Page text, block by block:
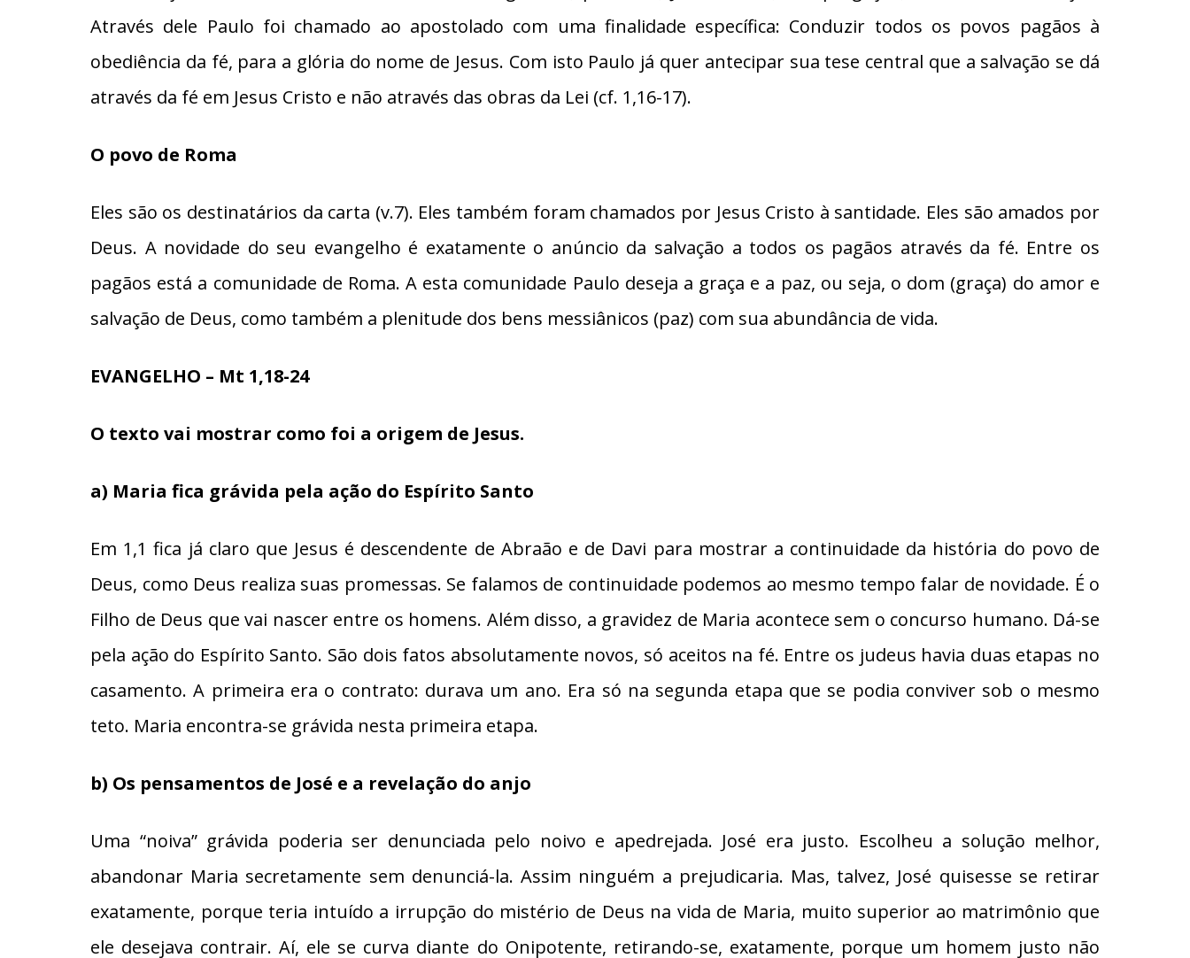
Através dele Paulo foi chamado ao apostolado com uma finalidade específica: Conduzir todos os povos pagãos à
obediência da fé, para a glória do nome de Jesus. Com isto Paulo já quer antecipar sua tese central que a salvação se dá
através da fé em Jesus Cristo e não através das obras da Lei (cf. 1,16-17).
O povo de Roma
Eles são os destinatários da carta (v.7). Eles também foram chamados por Jesus Cristo à santidade. Eles são amados por
Deus. A novidade do seu evangelho é exatamente o anúncio da salvação a todos os pagãos através da fé. Entre os
pagãos está a comunidade de Roma. A esta comunidade Paulo deseja a graça e a paz, ou seja, o dom (graça) do amor e
salvação de Deus, como também a plenitude dos bens messiânicos (paz) com sua abundância de vida.
EVANGELHO – Mt 1,18-24
O texto vai mostrar como foi a origem de Jesus.
a) Maria fica grávida pela ação do Espírito Santo
Em 1,1 fica já claro que Jesus é descendente de Abraão e de Davi para mostrar a continuidade da história do povo de
Deus, como Deus realiza suas promessas. Se falamos de continuidade podemos ao mesmo tempo falar de novidade. É o
Filho de Deus que vai nascer entre os homens. Além disso, a gravidez de Maria acontece sem o concurso humano. Dá-se
pela ação do Espírito Santo. São dois fatos absolutamente novos, só aceitos na fé. Entre os judeus havia duas etapas no
casamento. A primeira era o contrato: durava um ano. Era só na segunda etapa que se podia conviver sob o mesmo
teto. Maria encontra-se grávida nesta primeira etapa.
b) Os pensamentos de José e a revelação do anjo
Uma “noiva” grávida poderia ser denunciada pelo noivo e apedrejada. José era justo. Escolheu a solução melhor,
abandonar Maria secretamente sem denunciá-la. Assim ninguém a prejudicaria. Mas, talvez, José quisesse se retirar
exatamente, porque teria intuído a irrupção do mistério de Deus na vida de Maria, muito superior ao matrimônio que
ele desejava contrair. Aí, ele se curva diante do Onipotente, retirando-se, exatamente, porque um homem justo não